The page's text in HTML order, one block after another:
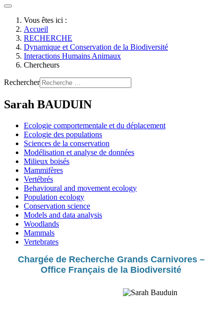
Vous êtes ici :
Accueil
RECHERCHE
Dynamique et Conservation de la Biodiversité
Interactions Humains Animaux
Chercheurs
Rechercher
Sarah BAUDUIN
Ecologie comportementale et du déplacement
Ecologie des populations
Sciences de la conservation
Modélisation et analyse de données
Milieux boisés
Mammifères
Vertébrés
Behavioural and movement ecology
Population ecology
Conservation science
Models and data analysis
Woodlands
Mammals
Vertebrates
Chargée de Recherche Grands Carnivores –
Office Français de la Biodiversité